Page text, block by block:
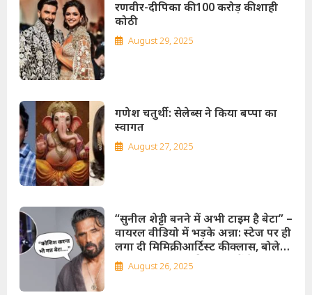
रणवीर-दीपिका की 100 करोड़ की शाही
कोठी
August 29, 2025
गणेश चतुर्थी: सेलेब्स ने किया बप्पा का
स्वागत
August 27, 2025
“सुनील शेट्टी बनने में अभी टाइम है बेटा” –
वायरल वीडियो में भड़के अन्ना: स्टेज पर ही
लगा दी मिमिक्री आर्टिस्ट की क्लास, बोले-
इतनी घटिया मिमिक्री कभी नहीं देखी!
August 26, 2025